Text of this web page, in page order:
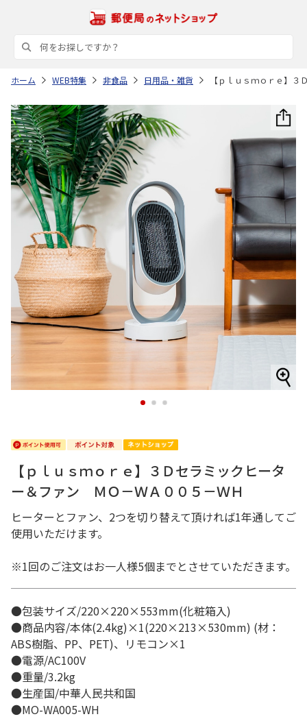
ホーム WEB特集 非食品 日用品・雑貨 【ｐｌｕｓｍｏｒｅ】
1 2 3
【ｐｌｕｓｍｏｒｅ】３Ｄセラミックヒータ
ー＆ファン ＭＯ－ＷＡ００５－ＷＨ
ヒーターとファン、2つを切り替えて頂ければ1年通してご
使用いただけます。
※1回のご注文はお一人様5個までとさせていただきます。
●包装サイズ/220×220×553mm(化粧箱入)
●商品内容/本体(2.4kg)×1(220×213×530mm) (材：
ABS樹脂、PP、PET)、リモコン×1
●電源/AC100V
●重量/3.2kg
●生産国/中華人民共和国
●MO-WA005-WH